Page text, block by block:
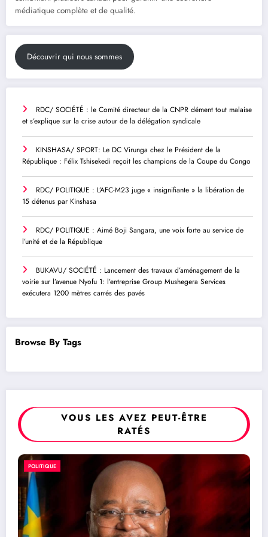
médiatique complète et de qualité.
Découvrir qui nous sommes
RDC/ SOCIÉTÉ : le Comité directeur de la CNPR dément tout malaise
et s’explique sur la crise autour de la délégation syndicale
KINSHASA/ SPORT: Le DC Virunga chez le Président de la
République : Félix Tshisekedi reçoit les champions de la Coupe du Congo
RDC/ POLITIQUE : L’AFC-M23 juge « insignifiante » la libération de
15 détenus par Kinshasa
RDC/ POLITIQUE : Aimé Boji Sangara, une voix forte au service de
l’unité et de la République
BUKAVU/ SOCIÉTÉ : Lancement des travaux d’aménagement de la
voirie sur l’avenue Nyofu 1: l’entreprise Group Mushegera Services
exécutera 1200 mètres carrés des pavés
Browse By Tags
VOUS LES AVEZ PEUT-ÊTRE
RATÉS
SOCIÉTÉ